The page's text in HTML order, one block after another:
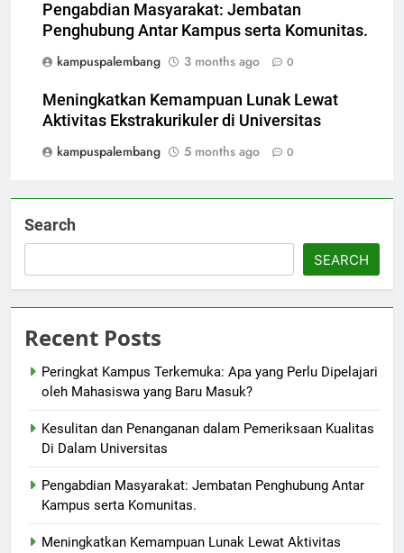
Pengabdian Masyarakat: Jembatan
Penghubung Antar Kampus serta Komunitas.
kampuspalembang
3 months ago 0
Meningkatkan Kemampuan Lunak Lewat
Aktivitas Ekstrakurikuler di Universitas
kampuspalembang
5 months ago 0
Search
SEARCH
Recent Posts
Peringkat Kampus Terkemuka: Apa yang Perlu Dipelajari
oleh Mahasiswa yang Baru Masuk?
Kesulitan dan Penanganan dalam Pemeriksaan Kualitas
Di Dalam Universitas
Pengabdian Masyarakat: Jembatan Penghubung Antar
Kampus serta Komunitas.
Meningkatkan Kemampuan Lunak Lewat Aktivitas